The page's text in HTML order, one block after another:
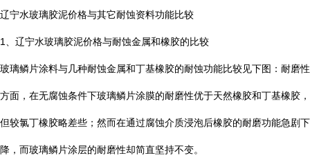
辽宁水玻璃胶泥价格与其它耐蚀资料功能比较
1 、辽宁水玻璃胶泥价格与耐蚀金属和橡胶的比较
玻璃鳞片涂料与几种耐蚀金属和丁基橡胶的耐蚀功能比较见下图：耐磨性
方面，在无腐蚀条件下玻璃鳞片涂膜的耐磨性优于天然橡胶和丁基橡胶，
但较氯丁橡胶略差些；然而在通过腐蚀介质浸泡后橡胶的耐磨功能急剧下
降，而玻璃鳞片涂层的耐磨性却简直坚持不变。